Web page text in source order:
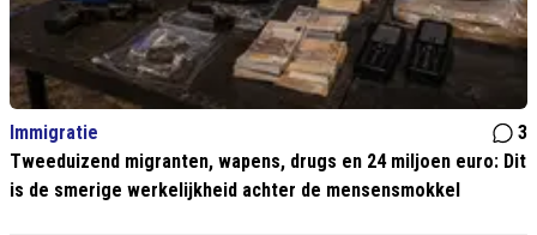
Immigratie
3
Tweeduizend migranten, wapens, drugs en 24 miljoen euro: Dit
is de smerige werkelijkheid achter de mensensmokkel